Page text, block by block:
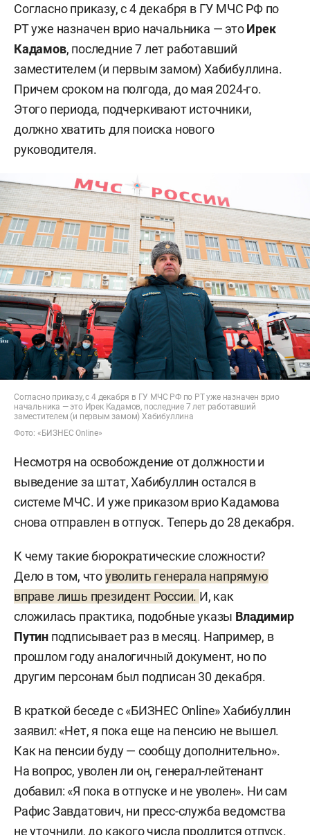
Согласно приказу, с 4 декабря в ГУ МЧС РФ по
РТ уже назначен врио начальника — этоИрек
Кадамов, последние 7 лет работавший
заместителем (и первым замом) Хабибуллина.
Причем сроком на полгода, до мая 2024-го.
Этого периода, подчеркивают источники,
должно хватить для поиска нового
руководителя.
Согласно приказу, с 4 декабря в ГУ МЧС РФ по РТ уже назначен врио
начальника — это Ирек Кадамов, последние 7 лет работавший
заместителем (и первым замом) Хабибуллина
Фото: «БИЗНЕС Online»
Несмотря на освобождение от должности и
выведение за штат, Хабибуллин остался в
системе МЧС. И уже приказом врио Кадамова
снова отправлен в отпуск. Теперь до 28 декабря.
К чему такие бюрократические сложности?
Дело в том, чтоуволить генерала напрямую
вправе лишь президент России. И, как
сложилась практика, подобные указы Владимир
Путин подписывает раз в месяц. Например, в
прошлом году аналогичный документ, но по
другим персонам был подписан 30 декабря.
В краткой беседе с «БИЗНЕС Online» Хабибуллин
заявил: «Нет, я пока еще на пенсию не вышел.
Как на пенсии буду — сообщу дополнительно».
На вопрос, уволен ли он, генерал-лейтенант
добавил: «Я пока в отпуске и не уволен». Ни сам
Рафис Завдатович, ни пресс-служба ведомства
не уточнили, до какого числа продлится отпуск.